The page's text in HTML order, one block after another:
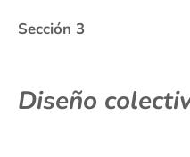
Sección 3
Diseño